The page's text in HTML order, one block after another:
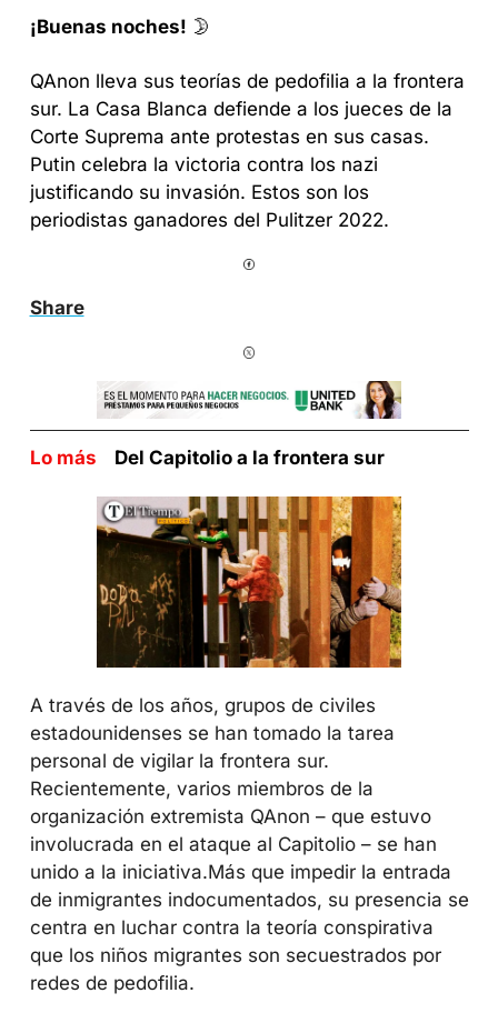
¡Buenas noches! 🌛
QAnon lleva sus teorías de pedofilia a la frontera
sur. La Casa Blanca defiende a los jueces de la
Corte Suprema ante protestas en sus casas.
Putin celebra la victoria contra los nazi
justificando su invasión. Estos son los
periodistas ganadores del Pulitzer 2022.
Share
Lo más Del Capitolio a la frontera sur
A través de los años, grupos de civiles
estadounidenses se han tomado la tarea
personal de vigilar la frontera sur.
Recientemente, varios miembros de la
organización extremista QAnon – que estuvo
involucrada en el ataque al Capitolio – se han
unido a la iniciativa.Más que impedir la entrada
de inmigrantes indocumentados, su presencia se
centra en luchar contra la teoría conspirativa
que los niños migrantes son secuestrados por
redes de pedofilia.